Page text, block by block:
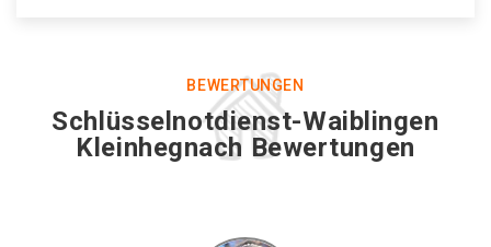
BEWERTUNGEN
Schlüsselnotdienst-Waiblingen
Kleinhegnach Bewertungen